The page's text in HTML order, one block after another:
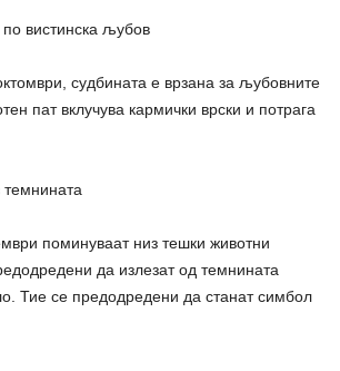
вистинска љубов
судбината е врзана за љубовните
пат вклучува кармички врски и потрага
поминуваат низ тешки животни
да излезат од темнината
Тие се предодредени да станат симбол